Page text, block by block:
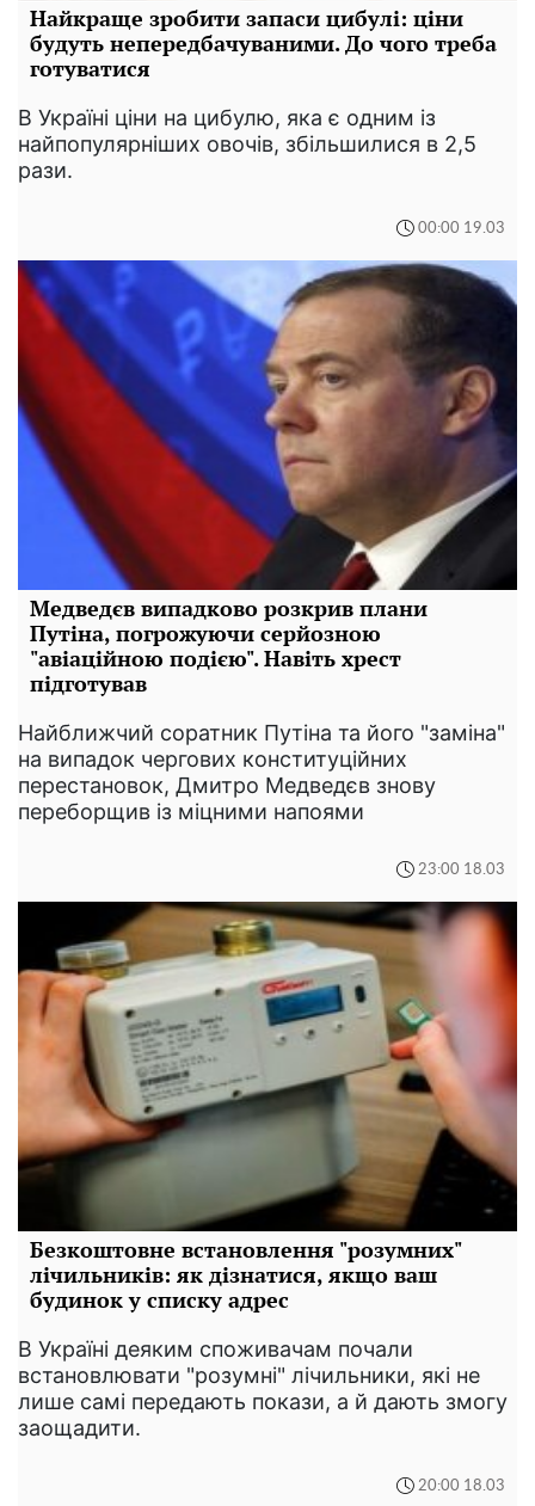
Найкраще зробити запаси цибулі: ціни
будуть непередбачуваними. До чого треба
готуватися
В Україні ціни на цибулю, яка є одним із
найпопулярніших овочів, збільшилися в 2,5
рази.
00:00 19.03
Медведєв випадково розкрив плани
Путіна, погрожуючи серйозною
"авіаційною подією". Навіть хрест
підготував
Найближчий соратник Путіна та його "заміна"
на випадок чергових конституційних
перестановок, Дмитро Медведєв знову
переборщив із міцними напоями
23:00 18.03
Безкоштовне встановлення "розумних"
лічильників: як дізнатися, якщо ваш
будинок у списку адрес
В Україні деяким споживачам почали
встановлювати "розумні" лічильники, які не
лише самі передають покази, а й дають змогу
заощадити.
20:00 18.03